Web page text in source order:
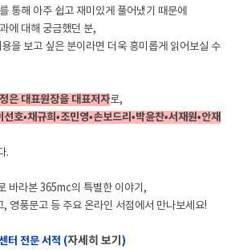
통해 아주 쉽고 재미있게 풀어냈기 때문에
에 대해 궁금했던 분,
을 보고 싶은 분이라면 더욱 흥미롭게 읽어보실 수
은 대표원장을 대표저자로,
호•채규희•조민영•손보드리•박윤찬•서재원•안재
.
바라본 365mc의 특별한 이야기,
영풍문고 등 주요 온라인 서점에서 만나보세요!
터 전문 서적 (자세히 보기 )